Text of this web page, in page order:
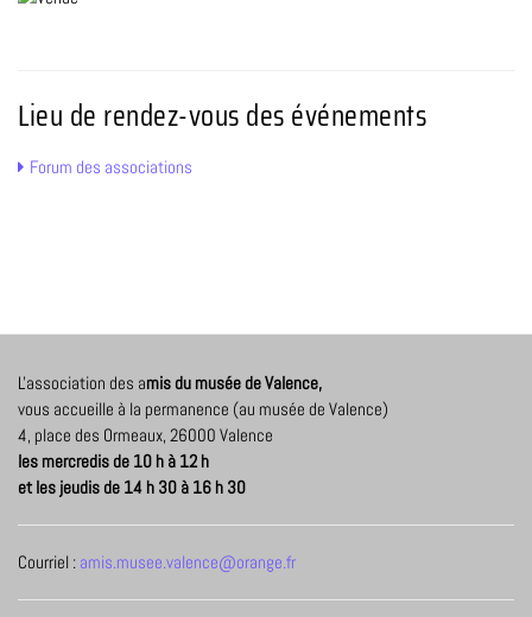
Lieu de rendez-vous des événements
Forum des associations
L'association des amis du musée de Valence,
vous accueille à la permanence (au musée de Valence)
4, place des Ormeaux, 26000 Valence
les mercredis de 10 h à 12 h
et les jeudis de 14 h 30 à 16 h 30
Courriel : amis.musee.valence@orange.fr